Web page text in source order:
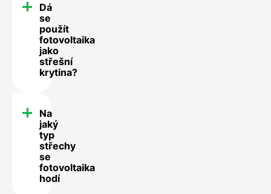
Dá
se
použít
fotovoltaika
jako
střešní
krytina?
Na
jaký
typ
střechy
se
fotovoltaika
hodí